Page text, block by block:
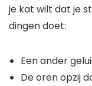
je kat wilt dat je
dingen doet:
Een ander
De oren opzij